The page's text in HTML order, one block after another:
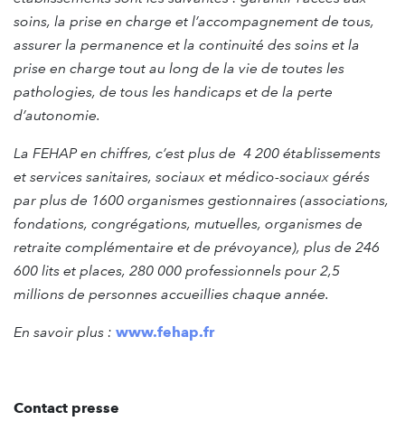
soins, la prise en charge et l’accompagnement de tous,
assurer la permanence et la continuité des soins et la
prise en charge tout au long de la vie de toutes les
pathologies, de tous les handicaps et de la perte
d’autonomie.
La FEHAP en chiffres, c’est plus de 4 200 établissements
et services sanitaires, sociaux et médico-sociaux gérés
par plus de 1600 organismes gestionnaires (associations,
fondations, congrégations, mutuelles, organismes de
retraite complémentaire et de prévoyance), plus de 246
600 lits et places, 280 000 professionnels pour 2,5
millions de personnes accueillies chaque année.
En savoir plus : www.fehap.fr
Contact presse